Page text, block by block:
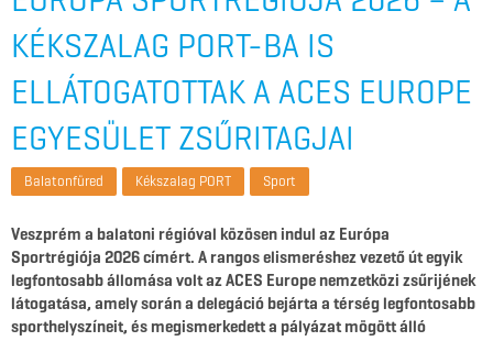
KÉKSZALAG PORT-BA IS
ELLÁTOGATOTTAK A ACES EUROPE
EGYESÜLET ZSŰRITAGJAI
Balatonfüred Kékszalag PORT Sport
Veszprém a balatoni régióval közösen indul az Európa
Sportrégiója 2026 címért. A rangos elismeréshez vezető út egyik
legfontosabb állomása volt az ACES Europe nemzetközi zsűrijének
látogatása, amely során a delegáció bejárta a térség legfontosabb
sporthelyszíneit, és megismerkedett a pályázat mögött álló